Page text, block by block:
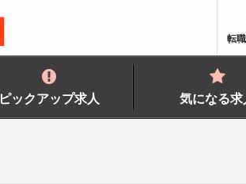
転
ピックアップ求人 気になる求